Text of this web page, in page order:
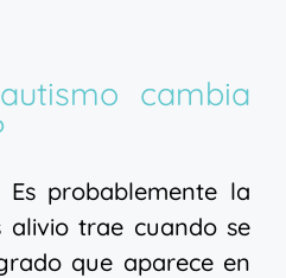
cambia
Es probablemente la
trae cuando se
que aparece en